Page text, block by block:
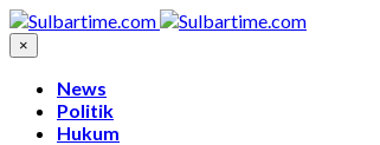
×
News
Politik
Hukum